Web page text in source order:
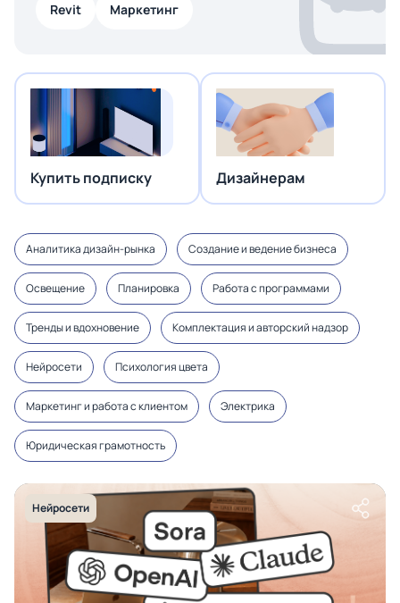
Revit Маркетинг
Купить подписку Дизайнерам
Аналитика дизайн-рынка Создание и ведение бизнеса
Освещение Планировка Работа с программами
Тренды и вдохновение Комплектация и авторский надзор
Нейросети Психология цвета
Маркетинг и работа с клиентом Электрика
Юридическая грамотность
Нейросети